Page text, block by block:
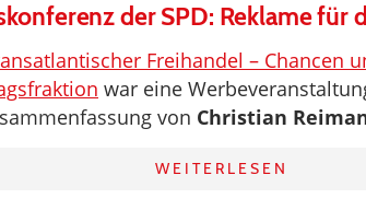
der SPD: Reklame für
Freihandel – Chancen
war eine
von Christian
WEITERLESEN